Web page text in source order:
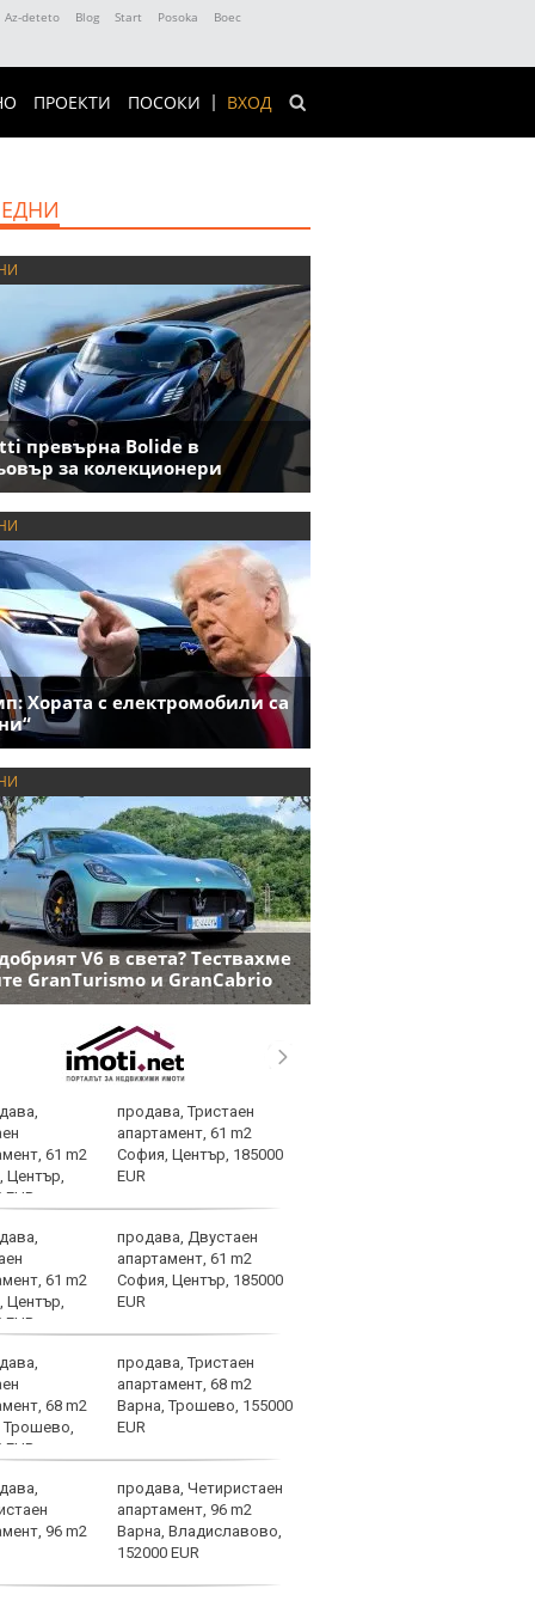
Az-deteto Blog Start Posoka
Boec
ВХОД
ПРОЕКТИ ПОСОКИ
превърна Bolide в
за колекционери
Хората с електромобили са
V6 в света? Тествахме
GranTurismo и GranCabrio
продава, Тристаен
апартамент, 61 m2
София, Център, 185000
EUR
продава, Двустаен
апартамент, 61 m2
София, Център, 185000
EUR
продава, Тристаен
апартамент, 68 m2
Варна, Трошево, 155000
EUR
продава, Четиристаен
апартамент, 96 m2
Варна, Владиславово,
152000 EUR